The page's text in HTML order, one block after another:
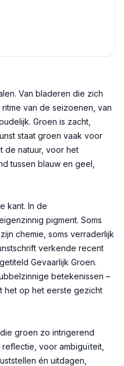
Van bladeren die zich
van de seizoenen, van
Groen is zacht,
staat groen vaak voor
de natuur, voor het
tussen blauw en geel,
kant. In de
pigment. Soms
chemie, soms verraderlijk
verkende recent
Gevaarlijk Groen.
betekenissen –
het op het eerste gezicht
groen zo intrigerend
voor ambiguïteit,
én uitdagen,